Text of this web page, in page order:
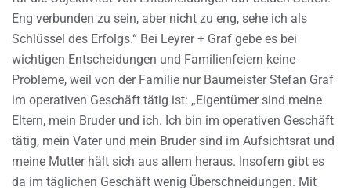
Eng verbunden zu sein, aber nicht zu eng, sehe ich als
Schlüssel des Erfolgs.“ Bei Leyrer + Graf gebe es bei
wichtigen Entscheidungen und Familienfeiern keine
Probleme, weil von der Familie nur Baumeister Stefan Graf
im operativen Geschäft tätig ist: „Eigentümer sind meine
Eltern, mein Bruder und ich. Ich bin im operativen Geschäft
tätig, mein Vater und mein Bruder sind im Aufsichtsrat und
meine Mutter hält sich aus allem heraus. Insofern gibt es
da im täglichen Geschäft wenig Überschneidungen. Mit